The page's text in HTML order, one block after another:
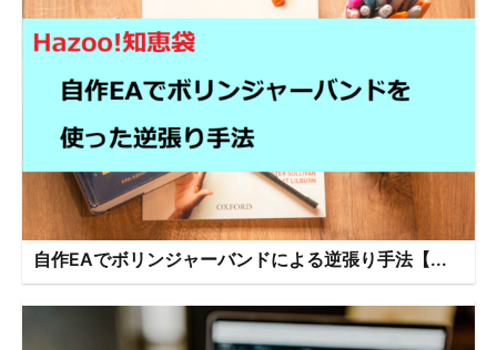
自作EAでボリンジャーバンドによる逆張り手法【...